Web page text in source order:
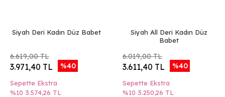
Siyah Deri Kadın Düz Babet
6.619,00 TL
3.971,40 TL %40
Sepette Ekstra
%10 3.574,26 TL
Siyah All Deri Kadın Düz
Babet
6.019,00 TL
3.611,40 TL %40
Sepette Ekstra
%10 3.250,26 TL